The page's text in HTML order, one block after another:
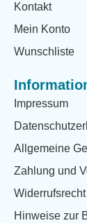
Kontakt
Mein Konto
Wunschliste
Impressum
Allgemeine
Zahlung und
Hinweise zur